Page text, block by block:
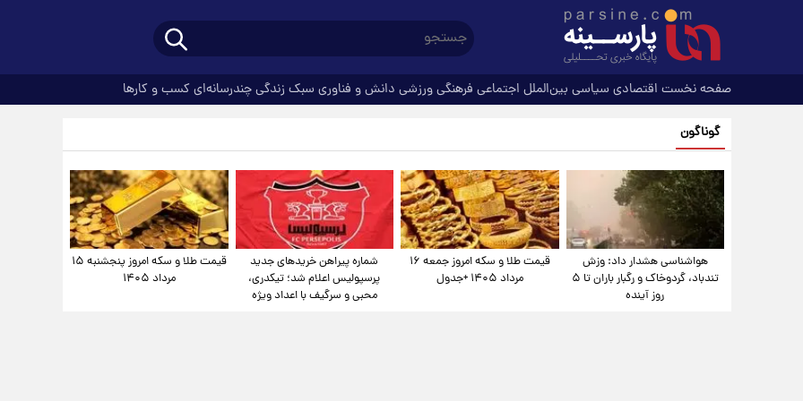
صفحه نخست اقتصادی سیاسی بین‌الملل اجتماعی فرهنگیورزشی دانش و فناوری سبک زندگیچندرسانه‌ای کسب و کارها
گوناگون
هواشناسی هشدار داد: وزش
تندباد، گردوخاک و رگبار باران تا ۵
روز آینده
قیمت طلا و سکه امروز جمعه ۱۶
مرداد ۱۴۰۵ +جدول
شماره پیراهن خریدهای جدید
پرسپولیس اعلام شد؛ تیکدری،
محبی و سرگیف با اعداد ویژه
قیمت طلا و سکه امروز پنجشنبه ۱۵
مرداد ۱۴۰۵